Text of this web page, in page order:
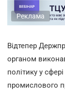
Реклама
Відтепер
органом
політику у
промислового